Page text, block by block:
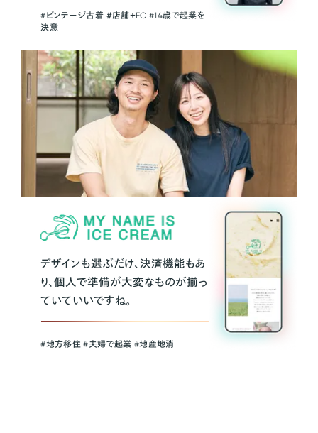
#ビンテージ古着 ＃店舗＋EC #14歳で起業を
決意
デザインも選ぶだけ、決済機能もあ
り、個人で準備が大変なものが揃っ
ていていいですね。
#地方移住 #夫婦で起業 #地産地消